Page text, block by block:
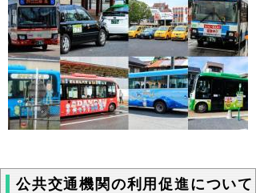
公共交通機関の利用促進について